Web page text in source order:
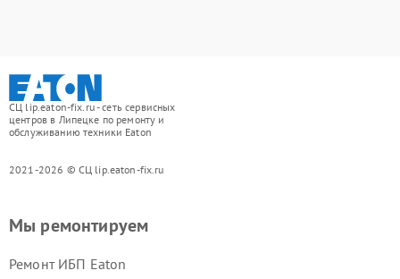
СЦ lip.eaton-fix.ru - сеть сервисных
центров в Липецке по ремонту и
обслуживанию техники Eaton
2021-2026 © СЦ lip.eaton-fix.ru
Мы ремонтируем
Ремонт ИБП Eaton